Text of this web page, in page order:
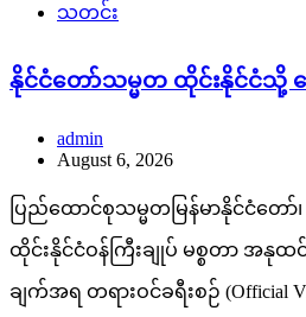
သတင်း
နိုင်ငံတော်သမ္မတ ထိုင်းနိုင်ငံသို့
admin
August 6, 2026
ပြည်ထောင်စုသမ္မတမြန်မာနိုင်ငံတေ
ထိုင်းနိုင်ငံဝန်ကြီးချုပ် မစ္စတာ အနုထ
ချက်အရ တရားဝင်ခရီးစဉ် (Official